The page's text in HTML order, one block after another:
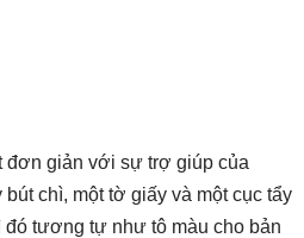
đơn giản với sự trợ giúp của
chì, một tờ giấy và một cục tẩy
đó tương tự như tô màu cho bản